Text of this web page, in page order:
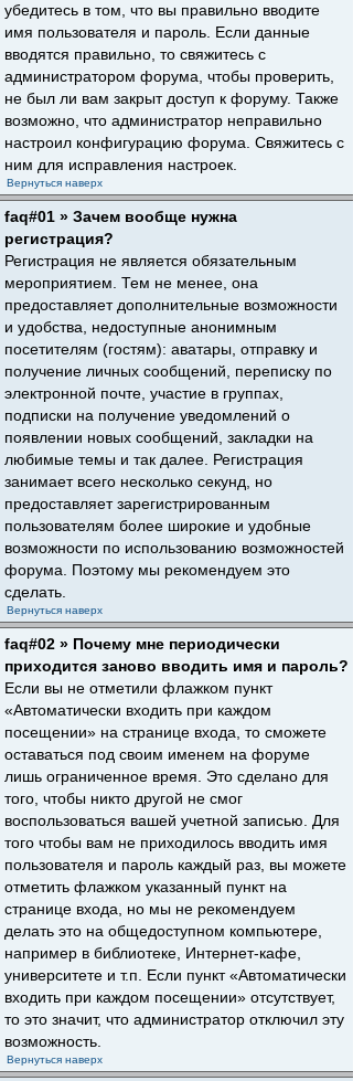
убедитесь в том, что вы правильно вводите
имя пользователя и пароль. Если данные
вводятся правильно, то свяжитесь с
администратором форума, чтобы проверить,
не был ли вам закрыт доступ к форуму. Также
возможно, что администратор неправильно
настроил конфигурацию форума. Свяжитесь с
ним для исправления настроек.
Вернуться наверх
faq#01 » Зачем вообще нужна
регистрация?
Регистрация не является обязательным
мероприятием. Тем не менее, она
предоставляет дополнительные возможности
и удобства, недоступные анонимным
посетителям (гостям): аватары, отправку и
получение личных сообщений, переписку по
электронной почте, участие в группах,
подписки на получение уведомлений о
появлении новых сообщений, закладки на
любимые темы и так далее. Регистрация
занимает всего несколько секунд, но
предоставляет зарегистрированным
пользователям более широкие и удобные
возможности по использованию возможностей
форума. Поэтому мы рекомендуем это
сделать.
Вернуться наверх
faq#02 » Почему мне периодически
приходится заново вводить имя и пароль?
Если вы не отметили флажком пункт
«Автоматически входить при каждом
посещении» на странице входа, то сможете
оставаться под своим именем на форуме
лишь ограниченное время. Это сделано для
того, чтобы никто другой не смог
воспользоваться вашей учетной записью. Для
того чтобы вам не приходилось вводить имя
пользователя и пароль каждый раз, вы можете
отметить флажком указанный пункт на
странице входа, но мы не рекомендуем
делать это на общедоступном компьютере,
например в библиотеке, Интернет-кафе,
университете и т.п. Если пункт «Автоматически
входить при каждом посещении» отсутствует,
то это значит, что администратор отключил эту
возможность.
Вернуться наверх